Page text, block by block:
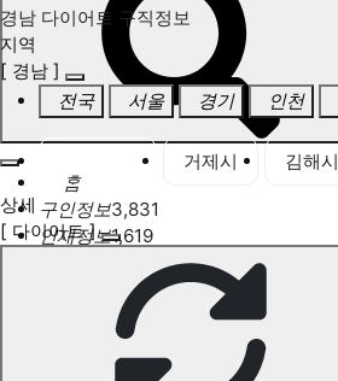
홈
구인정보3,831
인재정보1,619
고객센터
전국업체정보 마사지가이드
업체 서비스 관리
개인 서비스 관리
경남 다이어트 구직정보
지역
[ 경남 ]
전국
서울 경기 인천
거제시 김해시
상세
[ 다이어트 ]